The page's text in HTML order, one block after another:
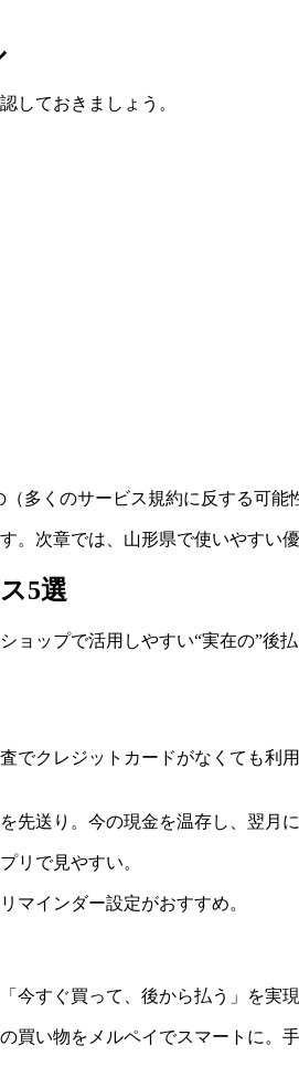
しておきましょう。
多くのサービス規約に反する可能
。次章では、山形県で使いやすい
5選
ップで活用しやすい“実在の”
でクレジットカードがなくても
送り。今の現金を温存し、翌月
リで見やすい。
マインダー設定がおすすめ。
すぐ買って、後から払う」を実
い物をメルペイでスマートに。